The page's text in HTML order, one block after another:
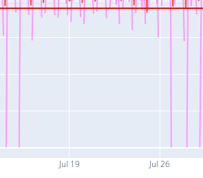
Jul 19 Jul 26